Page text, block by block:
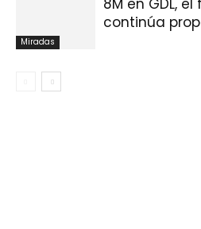
Miradas
continúa